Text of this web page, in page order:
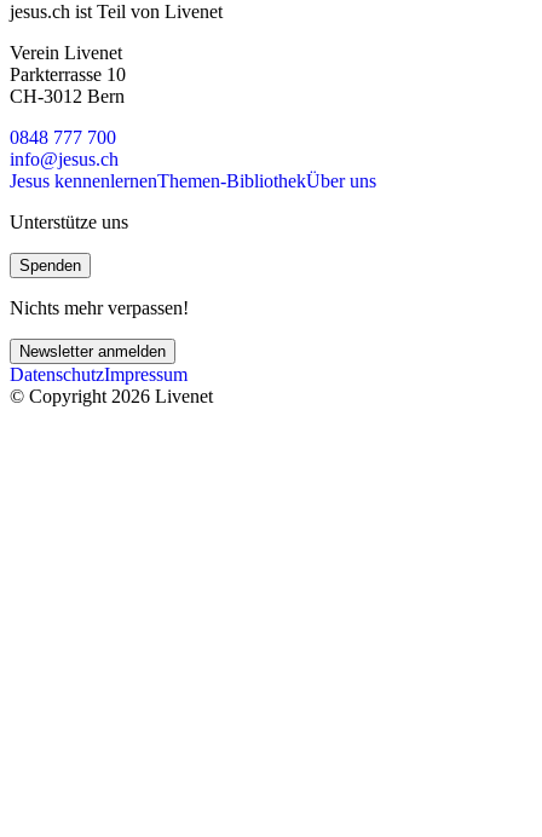
jesus.ch ist Teil von Livenet
Verein Livenet
Parkterrasse 10
CH-3012 Bern
0848 777 700
info@jesus.ch
Jesus kennenlernenThemen-BibliothekÜber uns
Unterstütze uns
Spenden
Nichts mehr verpassen!
Newsletter anmelden
DatenschutzImpressum
© Copyright 2026 Livenet